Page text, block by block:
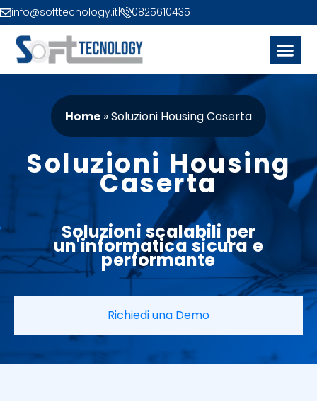
info@softtecnology.it 0825610435
Home »Soluzioni Housing Caserta
Soluzioni Housing
Caserta
Soluzioni scalabili per
un'informatica sicura e
performante
Richiedi una Demo